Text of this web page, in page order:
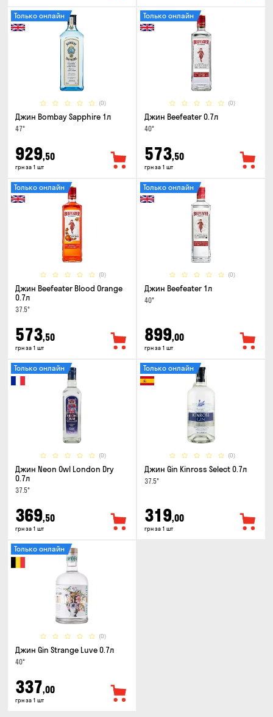
(0)
Только онлайн
Джин Bombay Sapphire 1л
47°
929,50
грн за 1 шт
(0)
Только онлайн
Джин Beefeater 0.7л
40°
573,50
грн за 1 шт
(0)
Только онлайн
Джин Beefeater Blood Orange
0.7л
37.5°
573,50
грн за 1 шт
(0)
Только онлайн
Джин Beefeater 1л
40°
899,00
грн за 1 шт
(0)
Только онлайн
Джин Neon Owl London Dry
0.7л
37.5°
369,50
грн за 1 шт
(0)
Только онлайн
Джин Gin Kinross Select 0.7л
37.5°
319,00
грн за 1 шт
(0)
Только онлайн
Джин Gin Strange Luve 0.7л
40°
337,00
грн за 1 шт